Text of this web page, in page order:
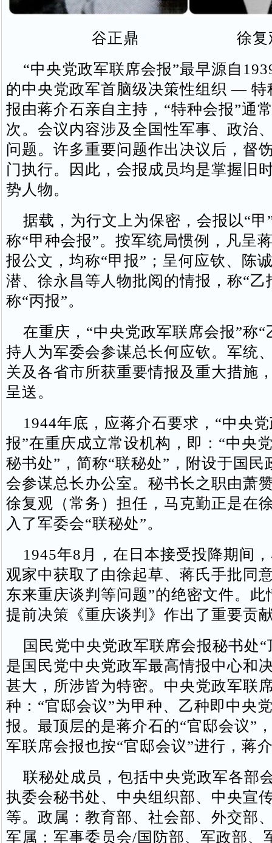
谷正鼎 徐复
“中央党政军联席会报”最早源自
的中央党政军首脑级决策性组织 — 特
报由蒋介石亲自主持，“特种会报”通
次。会议内容涉及全国性军事、政治
问题。许多重要问题作出决议后，督
门执行。因此，会报成员均是掌握旧
势人物。
据载，为行文上为保密，会报以“甲
称“甲种会报”。按军统局惯例，凡呈
报公文，均称“甲报”；呈何应钦、陈
潜、徐永昌等人物批阅的情报，称“乙
称“丙报”。
在重庆，“中央党政军联席会报”称“
持人为军委会参谋总长何应钦。军统
关及各省市所获重要情报及重大措施
呈送。
1944年底，应蒋介石要求，“中央
报”在重庆成立常设机构，即：“中央
秘书处”，简称“联秘处”，附设于国民
会参谋总长办公室。秘书长之职由萧
徐复观（常务）担任，马克勤正是在
入了军委会“联秘处”。
1945年8月，在日本接受投降期间
观家中获取了由徐起草、蒋氏手批同
东来重庆谈判等问题”的绝密文件。此
提前决策《重庆谈判》作出了重要贡
国民党中央党政军联席会报秘书处“
是国民党中央党政军最高情报中心和
甚大，所涉皆为特密。中央党政军联
种：“官邸会议”为甲种、乙种即中央
报。最顶层的是蒋介石的“官邸会议”
军联席会报也按“官邸会议”进行，蒋
联秘处成员，包括中央党政军各部
执委会秘书处、中央组织部、中央宣
等。政属：教育部、社会部、外交部
军属：军事委员会/国防部、军政部、